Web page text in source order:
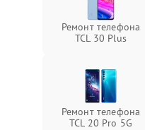
Ремонт телефона
TCL 30 Plus
Ремонт телефона
TCL 20 Pro 5G